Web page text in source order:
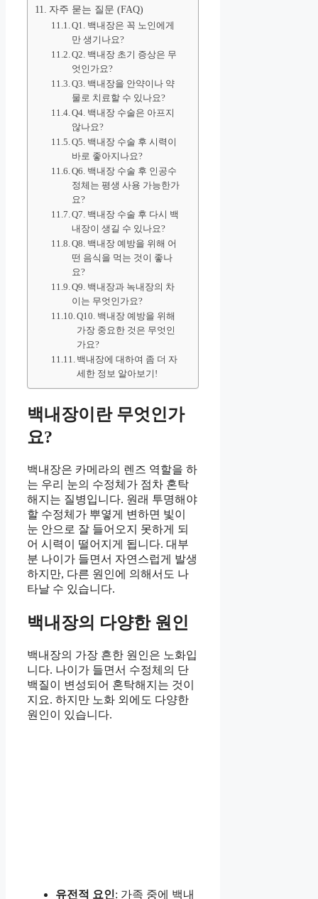
자주 묻는 질문 (FAQ)
Q1. 백내장은 꼭 노인에게
만 생기나요?
Q2. 백내장 초기 증상은 무
엇인가요?
Q3. 백내장을 안약이나 약
물로 치료할 수 있나요?
Q4. 백내장 수술은 아프지
않나요?
Q5. 백내장 수술 후 시력이
바로 좋아지나요?
Q6. 백내장 수술 후 인공수
정체는 평생 사용 가능한가
요?
Q7. 백내장 수술 후 다시 백
내장이 생길 수 있나요?
Q8. 백내장 예방을 위해 어
떤 음식을 먹는 것이 좋나
요?
Q9. 백내장과 녹내장의 차
이는 무엇인가요?
Q10. 백내장 예방을 위해
가장 중요한 것은 무엇인
가요?
백내장에 대하여 좀 더 자
세한 정보 알아보기!
백내장이란 무엇인가
요?
백내장은 카메라의 렌즈 역할을 하
는 우리 눈의 수정체가 점차 혼탁
해지는 질병입니다. 원래 투명해야
할 수정체가 뿌옇게 변하면 빛이
눈 안으로 잘 들어오지 못하게 되
어 시력이 떨어지게 됩니다. 대부
분 나이가 들면서 자연스럽게 발생
하지만, 다른 원인에 의해서도 나
타날 수 있습니다.
백내장의 다양한 원인
백내장의 가장 흔한 원인은 노화입
니다. 나이가 들면서 수정체의 단
백질이 변성되어 혼탁해지는 것이
지요. 하지만 노화 외에도 다양한
원인이 있습니다.
유전적 요인: 가족 중에 백내